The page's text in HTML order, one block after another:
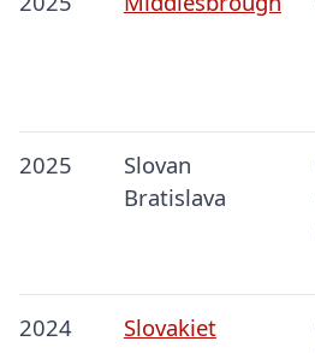
2025
Slovan
Bratislava
2024 Slovakiet